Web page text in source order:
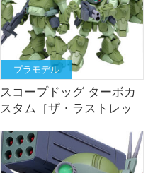
プラモデル
スコープドッグ ターボカ
スタム［ザ・ラストレッ
ト